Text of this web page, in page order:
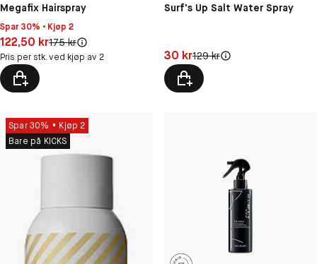
Megafix Hairspray
Spar 30% • Kjøp 2
Pris: 122,50 kr
122,50 krOriginal pris:
175 kr
Pris per stk. ved kjøp av 2
Surf's Up Salt Water Spray
Pris: 30 kr
30 krOriginal pris:
129 kr
Spar 30%
Kjøp 2
Bare på KICKS